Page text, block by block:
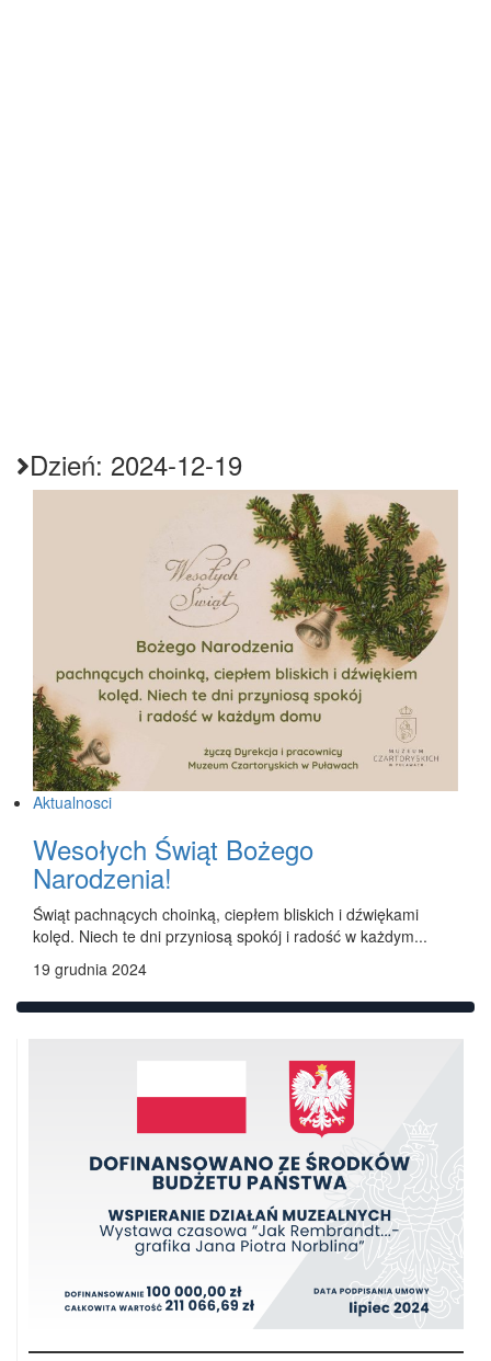
Dzień: 2024-12-19
Aktualnosci
Wesołych Świąt Bożego
Narodzenia!
Świąt pachnących choinką, ciepłem bliskich i dźwiękami
kolęd. Niech te dni przyniosą spokój i radość w każdym...
19 grudnia 2024